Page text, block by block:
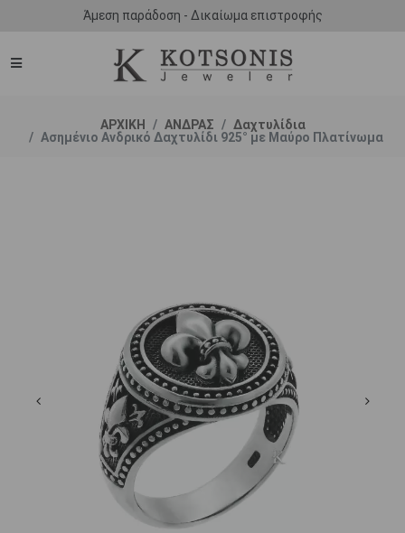
Άμεση παράδοση - Δικαίωμα επιστροφής
ΑΡΧΙΚΗ ΑΝΔΡΑΣ
Δαχτυλίδια
Ασημένιο Ανδρικό Δαχτυλίδι 925° με Μαύρο Πλατίνωμα